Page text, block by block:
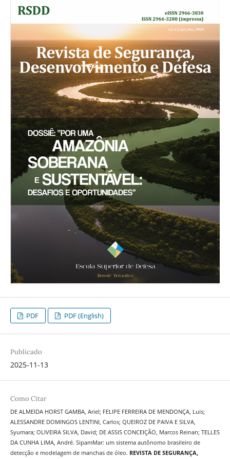
PDF PDF (English)
Publicado
2025-11-13
Como Citar
DE ALMEIDA HORST GAMBA, Ariel; FELIPE FERREIRA DE MENDONÇA, Luis;
ALESSANDRE DOMINGOS LENTINI, Carlos; QUEIROZ DE PAIVA E SILVA,
Syumara; OLIVEIRA SILVA, David; DE ASSIS CONCEIÇÃO, Marcos Reinan; TELLES
DA CUNHA LIMA, André. SipamMar: um sistema autônomo brasileiro de
detecção e modelagem de manchas de óleo. REVISTA DE SEGURANÇA,